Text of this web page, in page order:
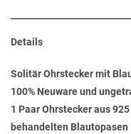
Details
Solitär Ohrstecker mit
100% Neuware und
1 Paar Ohrstecker aus
behandelten Blautopasen